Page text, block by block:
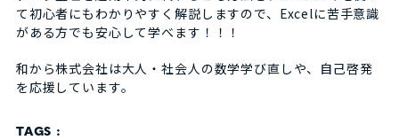
て初心者にもわかりやすく解説しますので、Excelに苦手意識
がある方でも安心して学べます！！！
和から株式会社は大人・社会人の数学学び直しや、自己啓発
を応援しています。
TAGS :